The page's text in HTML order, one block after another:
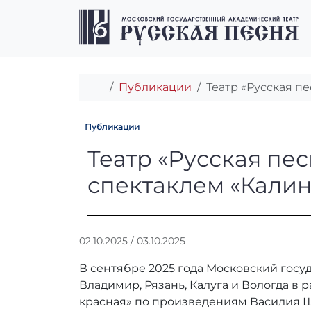
Перейти к содержимому
Перейти к футеру
Главная
Публикации Театр «Русская
Публикации
Театр
Театр «Русская
спектаклем
02.10.2025 / 03.10.2025
т
о
р
В сентябре 2025 года Московский
Владимир, Рязань, Калуга и Вологда в
красная» по произведениям Василия